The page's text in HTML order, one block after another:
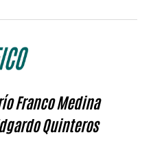
Franco Medina
Quinteros